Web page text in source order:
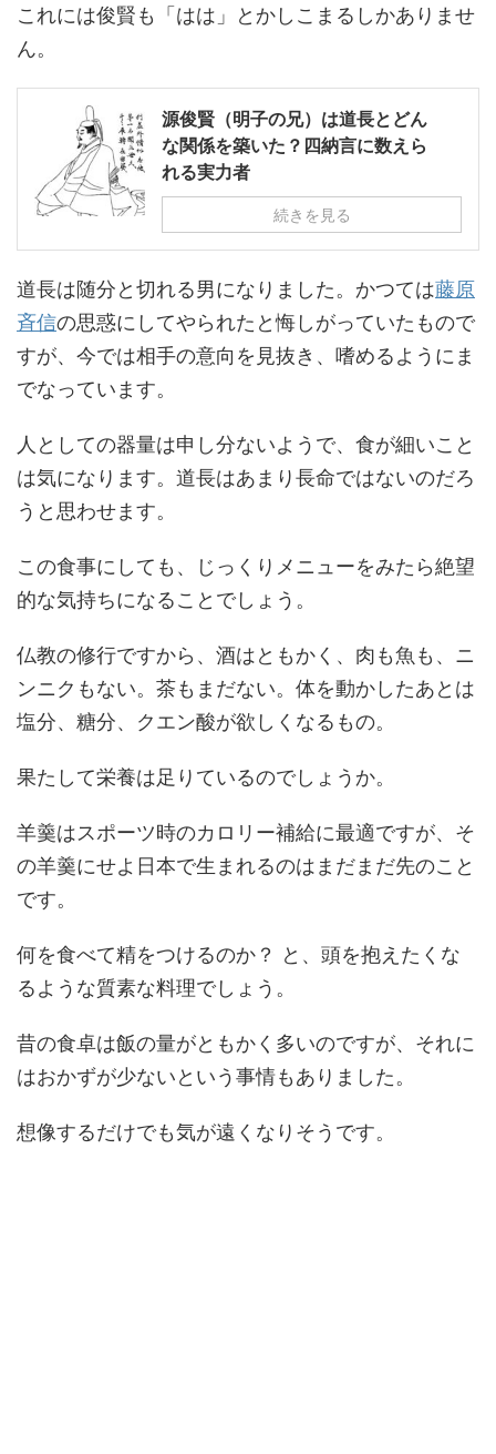
これには俊賢も「はは」とかしこまるしかありませ
ん。
源俊賢（明子の兄）は道長とどん
な関係を築いた？四納言に数えら
れる実力者
続きを見る
道長は随分と切れる男になりました。かつては藤原
斉信の思惑にしてやられたと悔しがっていたもので
すが、今では相手の意向を見抜き、嗜めるようにま
でなっています。
人としての器量は申し分ないようで、食が細いこと
は気になります。道長はあまり長命ではないのだろ
うと思わせます。
この食事にしても、じっくりメニューをみたら絶望
的な気持ちになることでしょう。
仏教の修行ですから、酒はともかく、肉も魚も、ニ
ンニクもない。茶もまだない。体を動かしたあとは
塩分、糖分、クエン酸が欲しくなるもの。
果たして栄養は足りているのでしょうか。
羊羹はスポーツ時のカロリー補給に最適ですが、そ
の羊羹にせよ日本で生まれるのはまだまだ先のこと
です。
何を食べて精をつけるのか？ と、頭を抱えたくな
るような質素な料理でしょう。
昔の食卓は飯の量がともかく多いのですが、それに
はおかずが少ないという事情もありました。
想像するだけでも気が遠くなりそうです。